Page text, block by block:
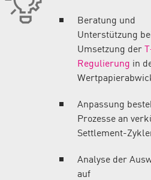
Beratung und
Unterstützung
Umsetzung der
Regulierung in
Anpassung
Prozesse an
Settlement-
Analyse der
auf